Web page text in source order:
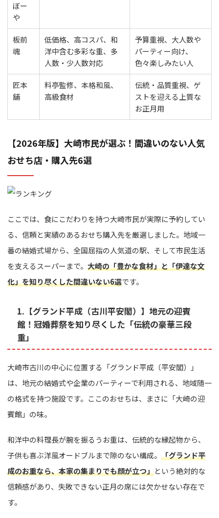
ぼー
や
板前
魂
低価格、高コスパ、和
洋中含む多彩な重、多
人数・少人数対応
予算重視、大人数や
パーティー向け、
色々楽しみたい人
匠本
舗
料亭監修、本格和風、
高級食材
伝統・品質重視、ゲ
ストを迎える上質な
お正月用
【2026年版】大崎市民が選ぶ！間違いのない人気
おせち店・購入先6選
ここでは、食にこだわりを持つ大崎市民が実際に予約してい
る、信頼と実績のあるおせち購入先を厳選しました。地域一
番の結婚式場から、全国屈指の人気道の駅、そして市民生活
を支えるスーパーまで。 大崎の「豊かな食材」と「伊達な文
化」を知り尽くした間違いない6選です。
1.【グランド平成（古川平安閣）】地元の迎賓
館！冠婚葬祭を知り尽くした「伝統の豪華三段
重」
大崎市古川の中心に位置する「グランド平成（平安閣）」
は、地元の結婚式や企業のパーティーで利用される、地域随一
の格式を持つ施設です。ここのおせちは、まさに「大崎の迎
賓館」の味。
和洋中の料理長が腕を振るうお重は、伝統的な縁起物から、
子供も喜ぶ洋風オードブルまで隙のない構成。 「グランド平
成のお重なら、本家の集まりでも顔が立つ」という絶対的な
信頼感があり、失敗できない正月の席には欠かせない存在で
す。